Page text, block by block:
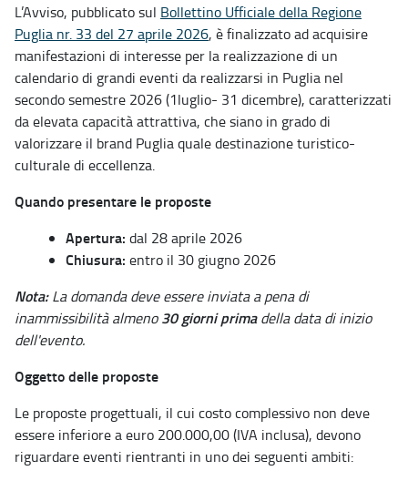
L’Avviso, pubblicato sul Bollettino Ufficiale della Regione
Puglia nr. 33 del 27 aprile 2026, è finalizzato ad acquisire
manifestazioni di interesse per la realizzazione di un
calendario di grandi eventi da realizzarsi in Puglia nel
secondo semestre 2026 (1luglio- 31 dicembre), caratterizzati
da elevata capacità attrattiva, che siano in grado di
valorizzare il brand Puglia quale destinazione turistico-
culturale di eccellenza.
Quando presentare le proposte
Apertura: dal 28 aprile 2026
Chiusura: entro il 30 giugno 2026
Nota:La domanda deve essere inviata a pena di
inammissibilità almeno30 giorni primadella data di inizio
dell'evento.
Oggetto delle proposte
Le proposte progettuali, il cui costo complessivo non deve
essere inferiore a euro 200.000,00 (IVA inclusa), devono
riguardare eventi rientranti in uno dei seguenti ambiti: